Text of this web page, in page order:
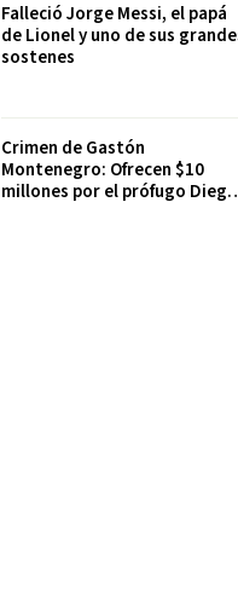
Falleció Jorge Messi, el papá
de Lionel y uno de sus grandes
sostenes
Crimen de Gastón
Montenegro: Ofrecen $10
millones por el prófugo Diego